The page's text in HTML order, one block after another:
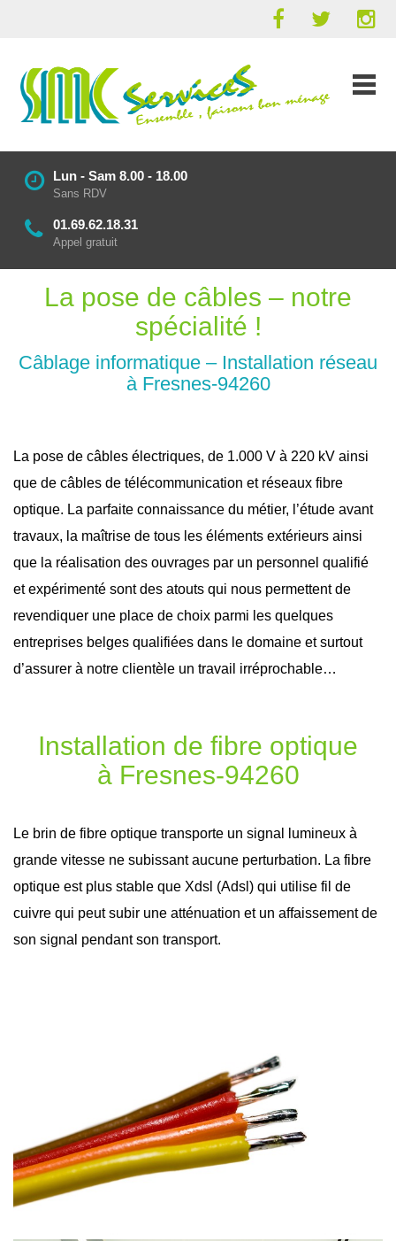
Lun - Sam 8.00 - 18.00
Sans RDV
01.69.62.18.31
Appel gratuit
La pose de câbles – notre
spécialité !
Câblage informatique – Installation réseau
à Fresnes-94260
La pose de câbles électriques, de 1.000 V à 220 kV ainsi
que de câbles de télécommunication et réseaux fibre
optique. La parfaite connaissance du métier, l’étude avant
travaux, la maîtrise de tous les éléments extérieurs ainsi
que la réalisation des ouvrages par un personnel qualifié
et expérimenté sont des atouts qui nous permettent de
revendiquer une place de choix parmi les quelques
entreprises belges qualifiées dans le domaine et surtout
d’assurer à notre clientèle un travail irréprochable…
Installation de fibre optique
à Fresnes-94260
Le brin de fibre optique transporte un signal lumineux à
grande vitesse ne subissant aucune perturbation. La fibre
optique est plus stable que Xdsl (Adsl) qui utilise fil de
cuivre qui peut subir une atténuation et un affaissement de
son signal pendant son transport.